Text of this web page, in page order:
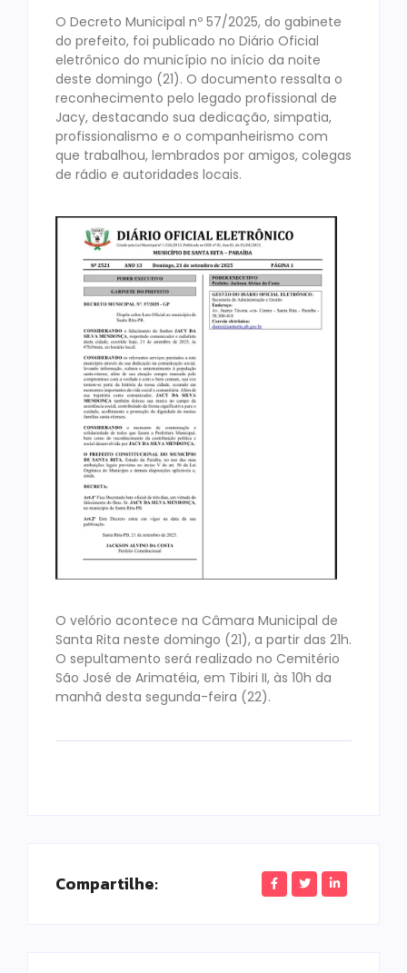
O Decreto Municipal nº 57/2025, do gabinete
do prefeito, foi publicado no Diário Oficial
eletrônico do município no início da noite
deste domingo (21). O documento ressalta o
reconhecimento pelo legado profissional de
Jacy, destacando sua dedicação, simpatia,
profissionalismo e o companheirismo com
que trabalhou, lembrados por amigos, colegas
de rádio e autoridades locais.
O velório acontece na Câmara Municipal de
Santa Rita neste domingo (21), a partir das 21h.
O sepultamento será realizado no Cemitério
São José de Arimatéia, em Tibiri II, às 10h da
manhã desta segunda-feira (22).
Compartilhe: